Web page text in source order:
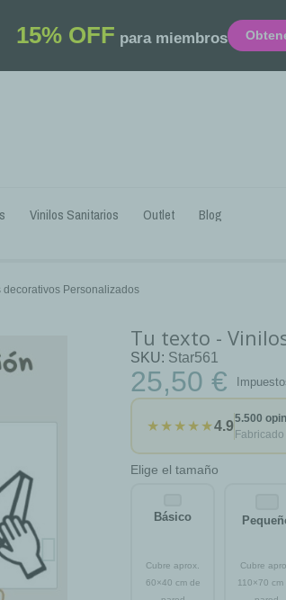
15% OFF para miembros
Vinilos Sanitarios Outlet Blog
decorativos Personalizados
Tu texto -
SKU Star561
25,50 €
★★★★★4.9
5.500
Elige el tamaño
Básico